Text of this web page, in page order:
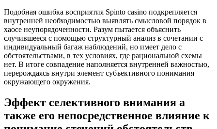
Подобная ошибка восприятия Spinto casino подкрепляется
внутренней необходимостью выявлять смысловой порядок в
хаосе неупорядоченности. Разум пытается объяснить
случившееся с помощью структурный анализ в сочетании с
индивидуальный багаж наблюдений, но имеет дело c
обстоятельствами, в тех условиях, где рациональной схемы
нет. В итоге совпадение наполняется внутренней важностью,
перерождаясь внутри элемент субъективного понимания
окружающего окружения.
Эффект селективного внимания а
также его непосредственное влияние к